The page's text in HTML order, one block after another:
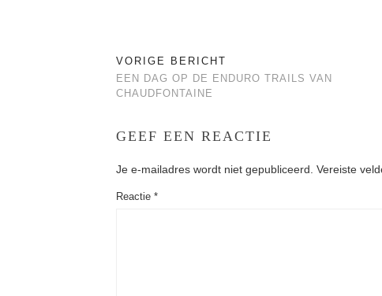
VORIGE BERICHT
EEN DAG OP DE ENDURO TRAILS VAN
CHAUDFONTAINE
GEEF EEN REACTIE
Je e-mailadres wordt niet gepubliceerd. Vereiste
Reactie *